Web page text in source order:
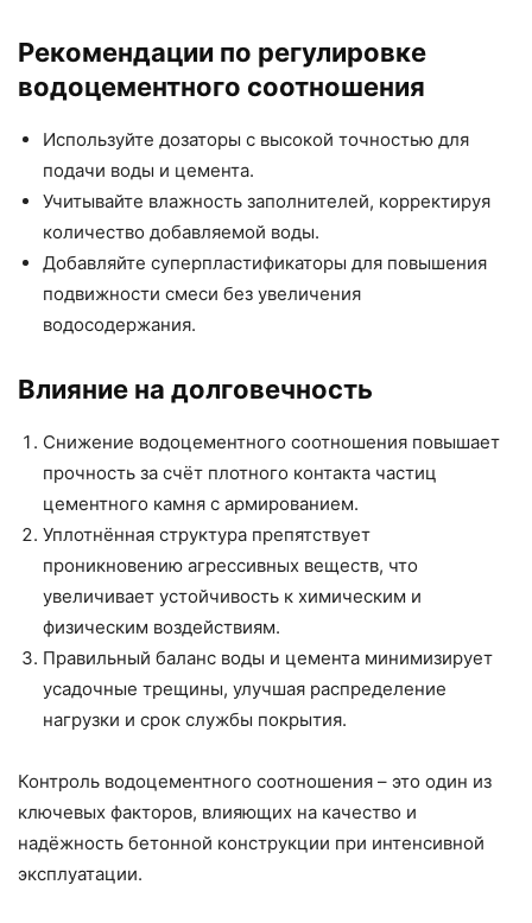
Рекомендации по регулировке
водоцементного соотношения
Используйте дозаторы с высокой точностью для
подачи воды и цемента.
Учитывайте влажность заполнителей, корректируя
количество добавляемой воды.
Добавляйте суперпластификаторы для повышения
подвижности смеси без увеличения
водосодержания.
Влияние на долговечность
Снижение водоцементного соотношения повышает
прочность за счёт плотного контакта частиц
цементного камня с армированием.
Уплотнённая структура препятствует
проникновению агрессивных веществ, что
увеличивает устойчивость к химическим и
физическим воздействиям.
Правильный баланс воды и цемента минимизирует
усадочные трещины, улучшая распределение
нагрузки и срок службы покрытия.
Контроль водоцементного соотношения – это один из
ключевых факторов, влияющих на качество и
надёжность бетонной конструкции при интенсивной
эксплуатации.